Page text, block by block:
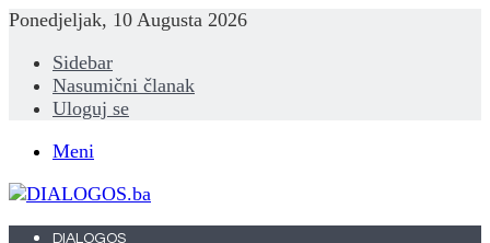
Ponedjeljak, 10 Augusta 2026
Sidebar
Nasumični članak
Uloguj se
Meni
DIALOGOS